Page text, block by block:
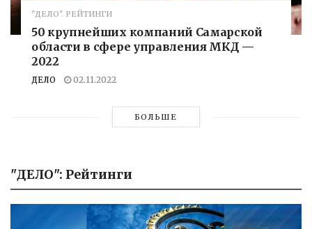
"ДЕЛО". РЕЙТИНГИ
50 крупнейших компаний Самарской
области в сфере управления МКД —
2022
ДЕЛО 02.11.2022
БОЛЬШЕ
"ДЕЛО": Рейтинги